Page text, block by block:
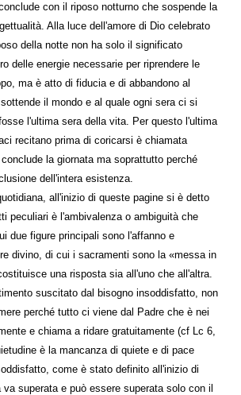
con il riposo notturno che sospende la
Alla luce dell'amore di Dio celebrato
della notte non ha solo il significato
delle energie necessarie per riprendere le
ma è atto di fiducia e di abbandono al
il mondo e al quale ogni sera ci si
l'ultima sera della vita. Per questo l'ultima
recitano prima di coricarsi è chiamata
la giornata ma soprattutto perché
dell'intera esistenza.
all'inizio di queste pagine si è detto
peculiari è l'ambivalenza o ambiguità che
due figure principali sono l'affanno e
divino, di cui i sacramenti sono la «messa in
una risposta sia all'uno che all'altra.
suscitato dal bisogno insoddisfatto, non
perché tutto ci viene dal Padre che è nei
e chiama a ridare gratuitamente (cf Lc 6,
è la mancanza di quiete e di pace
come è stato definito all'inizio di
superata e può essere superata solo con il